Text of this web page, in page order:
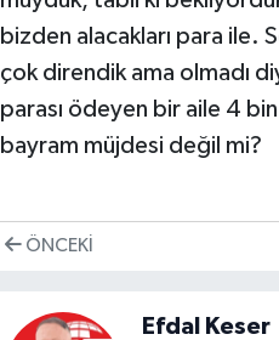
bizden alacakları para ile.
çok direndik ama olmadı
parası ödeyen bir aile 4
bayram müjdesi değil mi?
ÖNCEKI
Efdal Keser